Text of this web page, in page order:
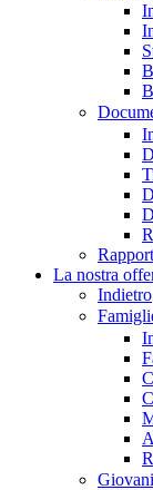
La nostra
Indietro
Giovani